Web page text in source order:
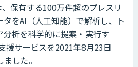
保有する100万件超のプレスリ
タをAI（人工知能）で解析し、ト
分析を科学的に提案・実行す
援サービスを2021年8月23日
した。